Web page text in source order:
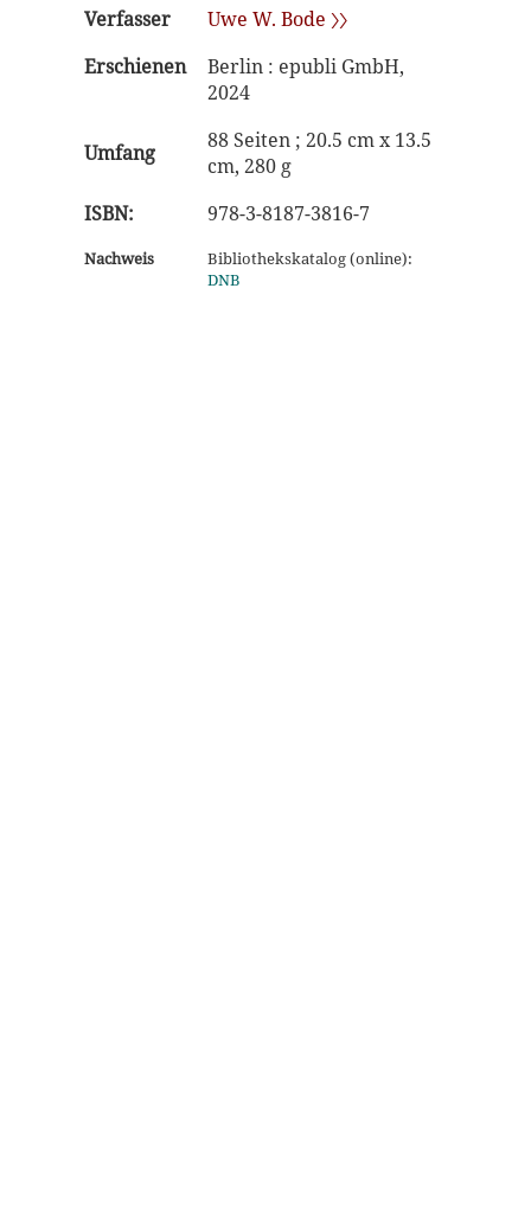
Verfasser
Uwe W. Bode 〉〉
Erschienen
Berlin : epubli GmbH,
2024
Umfang
88 Seiten ; 20.5 cm x 13.5
cm, 280 g
ISBN:
978-3-8187-3816-7
Nachweis
Bibliothekskatalog (online):
DNB